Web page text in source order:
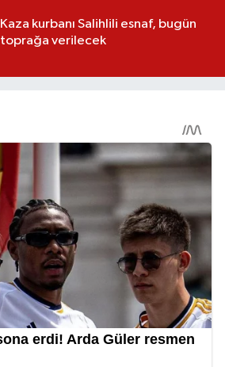
Kaza kurbanı Salihlili esnaf, bugün
toprağa verilecek